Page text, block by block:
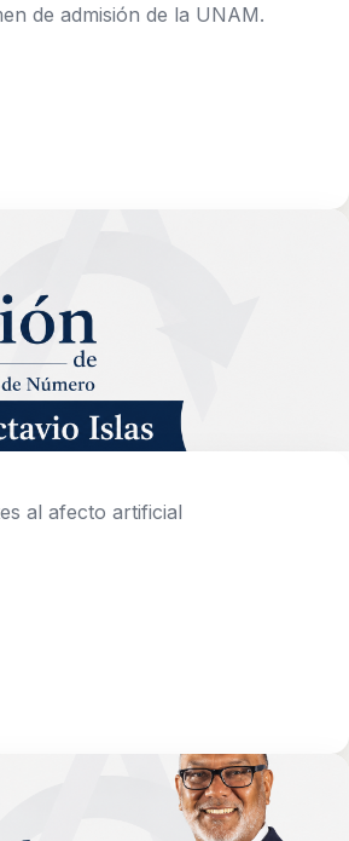
de admisión de la UNAM.
al afecto artificial